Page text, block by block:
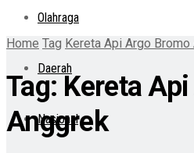
Olahraga
Daerah
Nasional
Home Tag Kereta Api Argo Bromo
Tag: Kereta
Anggrek